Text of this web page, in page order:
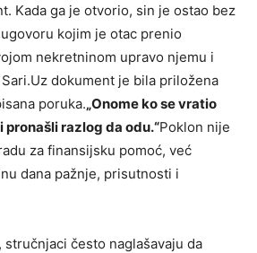
Kada ga je otvorio, sin je ostao bez
kojim je otac prenio
nekretninom upravo njemu i
dokument je bila priložena
poruka.„Onome ko se vratio
pronašli razlog da odu.“Poklon nije
za finansijsku pomoć, već
dana pažnje, prisutnosti i
, stručnjaci često naglašavaju da